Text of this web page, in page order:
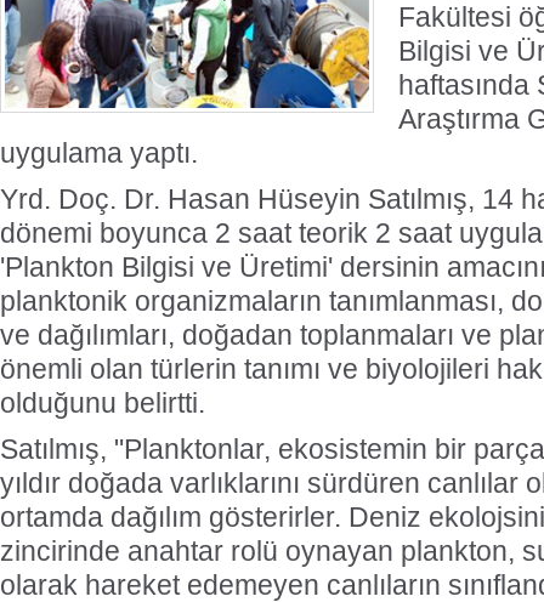
Fakültesi
Bilgisi ve
haftasında
Araştırma
uygulama yaptı.
Yrd. Doç. Dr. Hasan Hüseyin Satılmış, 14
dönemi boyunca 2 saat teorik 2 saat
'Plankton Bilgisi ve Üretimi' dersinin
planktonik organizmaların tanımlanması,
ve dağılımları, doğadan toplanmaları ve
önemli olan türlerin tanımı ve biyolojileri
olduğunu belirtti.
Satılmış, "Planktonlar, ekosistemin bir
yıldır doğada varlıklarını sürdüren
ortamda dağılım gösterirler. Deniz
zincirinde anahtar rolü oynayan plankton,
olarak hareket edemeyen canlıların